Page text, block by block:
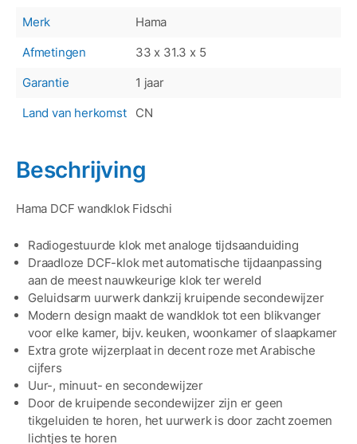
Merk
Hama
Afmetingen
33 x 31.3 x 5
Garantie
1 jaar
Land van herkomst
CN
Beschrijving
Hama DCF wandklok Fidschi
Radiogestuurde klok met analoge tijdsaanduiding
Draadloze DCF-klok met automatische tijdaanpassing
aan de meest nauwkeurige klok ter wereld
Geluidsarm uurwerk dankzij kruipende secondewijzer
Modern design maakt de wandklok tot een blikvanger
voor elke kamer, bijv. keuken, woonkamer of slaapkamer
Extra grote wijzerplaat in decent roze met Arabische
cijfers
Uur-, minuut- en secondewijzer
Door de kruipende secondewijzer zijn er geen
tikgeluiden te horen, het uurwerk is door zacht zoemen
lichtjes te horen